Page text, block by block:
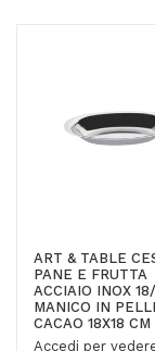
ART & TABLE
PANE E FRUTTA
ACCIAIO INOX
MANICO IN
CACAO 18X18 CM
Accedi per